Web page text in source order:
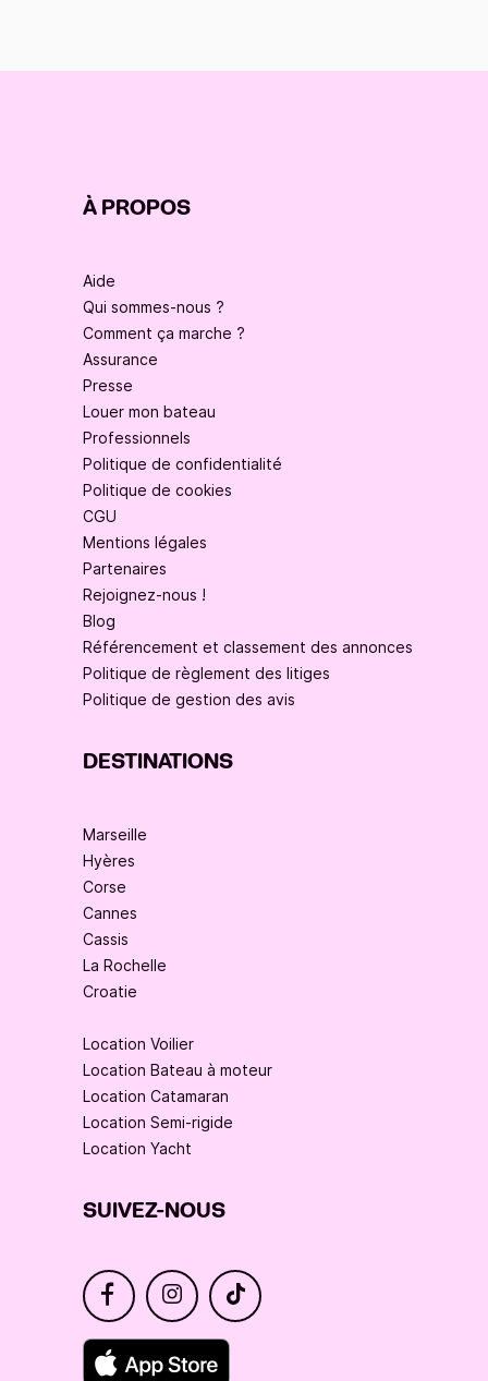
À PROPOS
Aide
Qui sommes-nous ?
Comment ça marche ?
Assurance
Presse
Louer mon bateau
Professionnels
Politique de confidentialité
Politique de cookies
CGU
Mentions légales
Partenaires
Rejoignez-nous !
Blog
Référencement et classement des annonces
Politique de règlement des litiges
Politique de gestion des avis
DESTINATIONS
Marseille
Hyères
Corse
Cannes
Cassis
La Rochelle
Croatie
Location Voilier
Location Bateau à moteur
Location Catamaran
Location Semi-rigide
Location Yacht
SUIVEZ-NOUS